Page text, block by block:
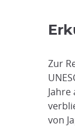
Zur
von